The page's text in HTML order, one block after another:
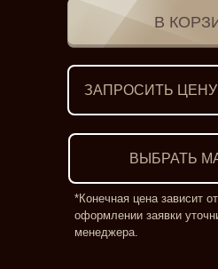
ЗАПРОСИТЬ
ВЫБРАТЬ
*Конечная цена зависит
оформлении заявки
менеджера.